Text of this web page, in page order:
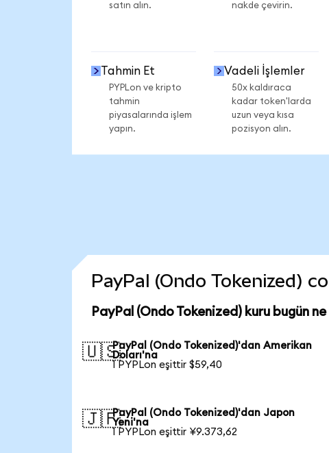
satın alın.
nakde çevirin.
Tahmin Et
PYPLon ve kripto
tahmin
piyasalarında işlem
yapın.
Vadeli İşlemler
50x kaldıraca
kadar token'larda
uzun veya kısa
pozisyon alın.
PayPal (Ondo Tokenized)
PayPal (Ondo Tokenized) kuru bugün
🇺🇸PayPal (Ondo Tokenized)'dan Amerikan
Doları'na
1 PYPLon eşittir $59,40
🇯🇵PayPal (Ondo Tokenized)'dan Japon
Yeni'na
1 PYPLon eşittir ¥9.373,62